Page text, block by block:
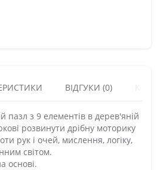
ВІДГУКИ (0)
пазл з 9 елементів в дерев'яній
розвинути дрібну моторику
рук і очей, мислення, логіку,
світом.
основі.